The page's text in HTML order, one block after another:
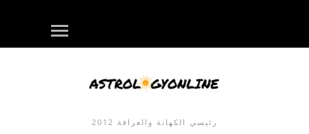
رئيسي الكهانة والعرافة